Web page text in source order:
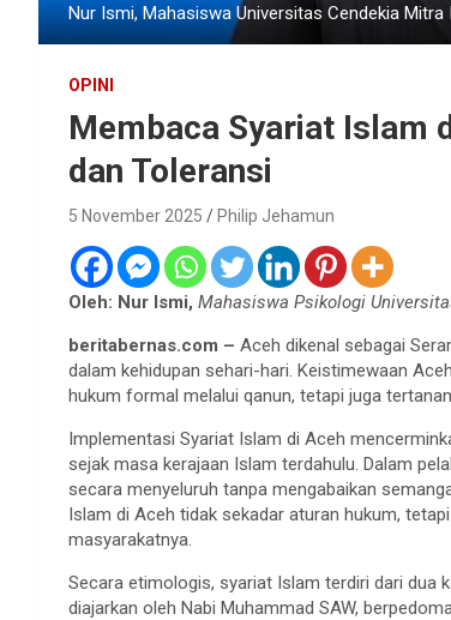
Nur Ismi, Mahasiswa Universitas Cendekia Mitra
OPINI
Membaca Syariat Islam
dan Toleransi
5 November 2025 Philip Jehamun
Oleh: Nur Ismi, Mahasiswa Psikologi
beritabernas.com – Aceh dikenal sebagai
dalam kehidupan sehari-hari. Keistimewaan
hukum formal melalui qanun, tetapi juga
Implementasi Syariat Islam di Aceh
sejak masa kerajaan Islam terdahulu. Dalam
secara menyeluruh tanpa mengabaikan
Islam di Aceh tidak sekadar aturan hukum,
masyarakatnya.
Secara etimologis, syariat Islam terdiri dari dua
diajarkan oleh Nabi Muhammad SAW,